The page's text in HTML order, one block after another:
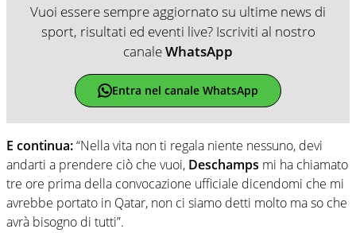
Vuoi essere sempre aggiornato su ultime news di
sport, risultati ed eventi live? Iscriviti al nostro
canaleWhatsApp
Entra nel canale WhatsApp
E continua:“Nella vita non ti regala niente nessuno, devi
andarti a prendere ciò che vuoi, Deschamps mi ha chiamato
tre ore prima della convocazione ufficiale dicendomi che mi
avrebbe portato in Qatar, non ci siamo detti molto ma so che
avrà bisogno di tutti”.